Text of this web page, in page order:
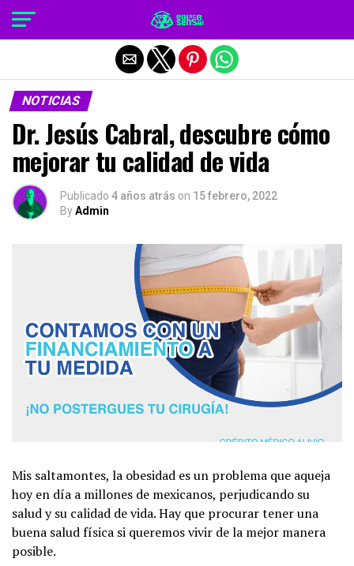
NOTICIAS
Dr. Jesús Cabral, descubre cómo
mejorar tu calidad de vida
Publicado 4 años atrás on 15 febrero, 2022
ByAdmin
Mis saltamontes, la obesidad es un problema que aqueja
hoy en día a millones de mexicanos, perjudicando su
salud y su calidad de vida. Hay que procurar tener una
buena salud física si queremos vivir de la mejor manera
posible.
Salir de la versión móvil